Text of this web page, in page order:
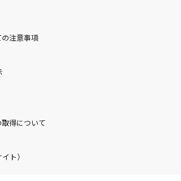
の注意事項
得について
ト）